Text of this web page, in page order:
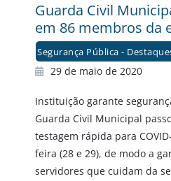
Guarda Civil
em 86 membros da
Segurança Pública -
29 de maio de 2020
Instituição garante
Guarda Civil Municipal
testagem rápida para
feira (28 e 29), de modo a
servidores que cuidam da